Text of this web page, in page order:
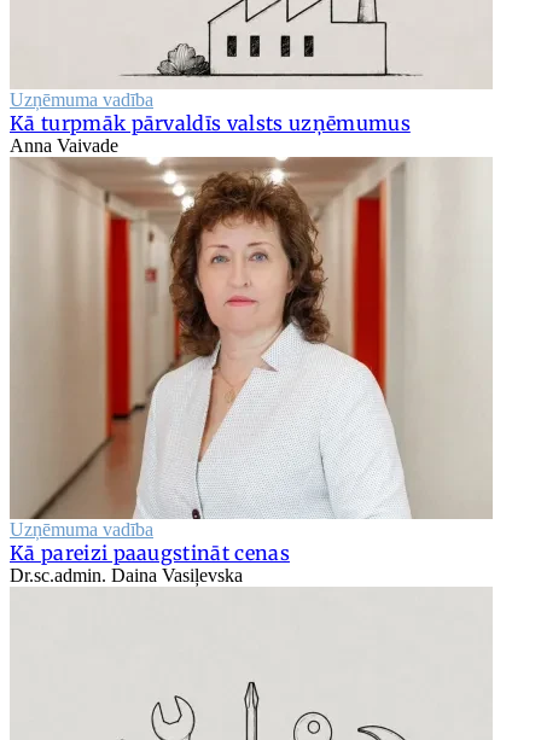
Uzņēmuma vadība
Kā turpmāk pārvaldīs valsts uzņēmumus
Anna Vaivade
Uzņēmuma vadība
Kā pareizi paaugstināt cenas
Dr.sc.admin. Daina Vasiļevska